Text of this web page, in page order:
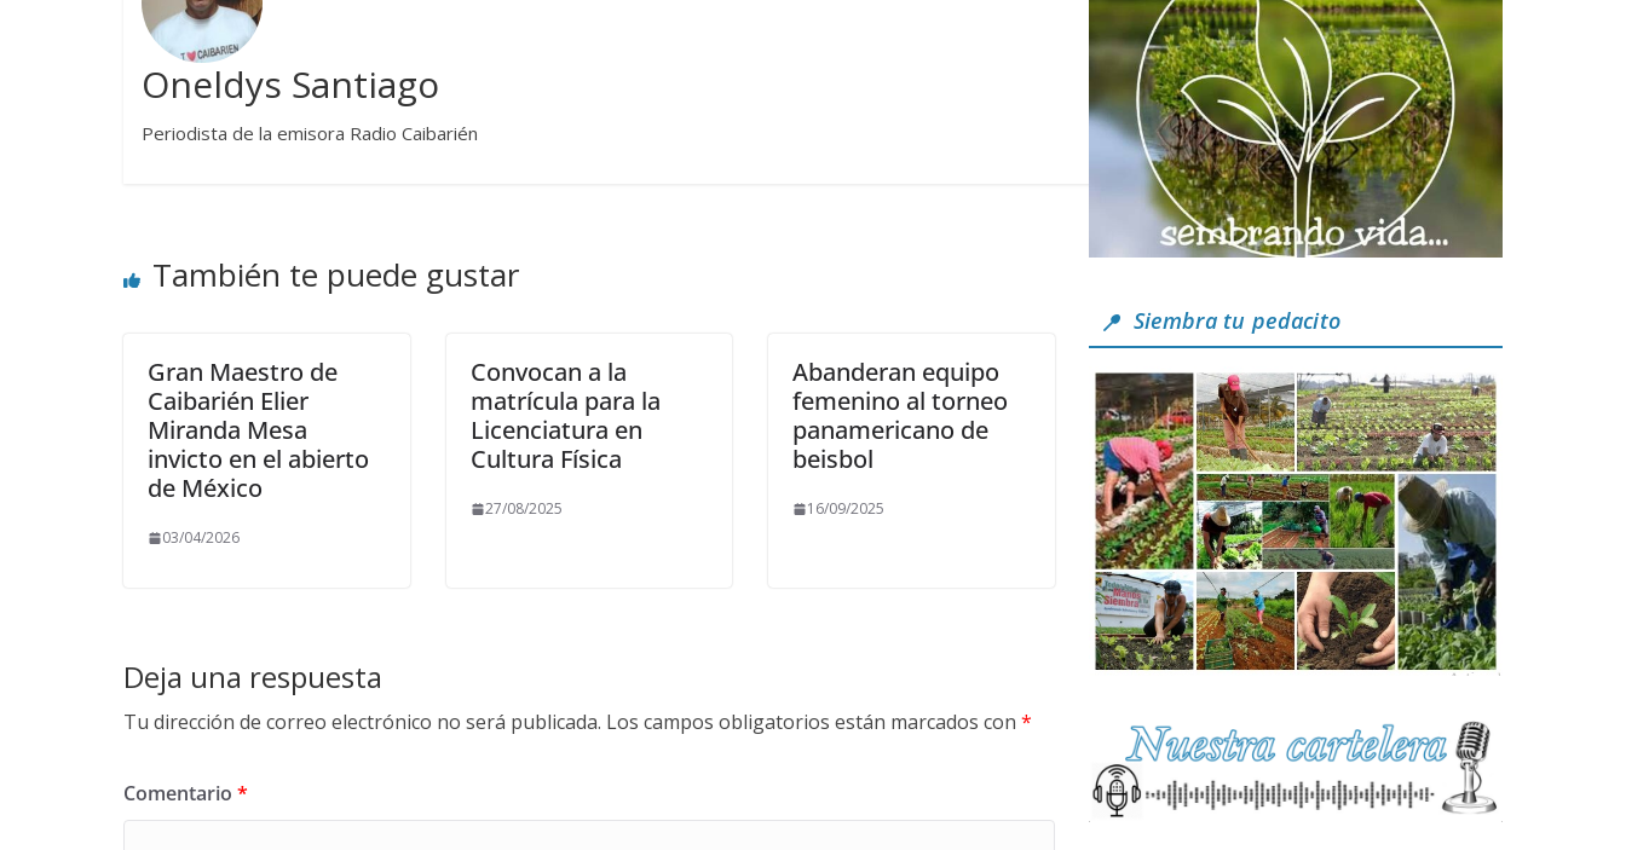
Oneldys Santiago
Periodista de la emisora Radio Caibarién
También te puede gustar
Gran Maestro de
Caibarién Elier
Miranda Mesa
invicto en el abierto
de México
03/04/2026
Convocan a la
matrícula para la
Licenciatura en
Cultura Física
27/08/2025
Abanderan equipo
femenino al torneo
panamericano de
beisbol
16/09/2025
Deja una respuesta
Tu dirección de correo electrónico no será publicada. Los campos obligatorios están marcados con *
Comentario *
Siembra tu pedacito